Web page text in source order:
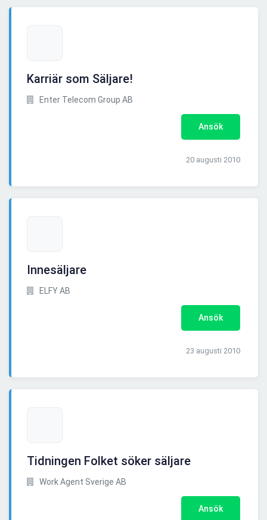
Karriär som Säljare!
Enter Telecom Group AB
Ansök
20 augusti 2010
Innesäljare
ELFY AB
Ansök
23 augusti 2010
Tidningen Folket söker säljare
Work Agent Sverige AB
Ansök